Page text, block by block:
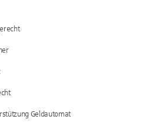
Geldautomat